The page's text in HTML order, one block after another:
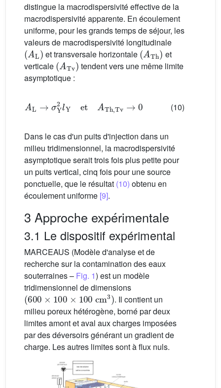
distingue la macrodispersivité effective de la
macrodispersivité apparente. En écoulement
uniforme, pour les grands temps de séjour, les
valeurs de macrodispersivité longitudinale
(AL)
et transversale horizontale
(ATh)
et
verticale
(ATv)
tendent vers une même limite
asymptotique :
L σ Y et Th (10)
Dans le cas d'un puits d'injection dans un
milieu tridimensionnel, la macrodispersivité
asymptotique serait trois fois plus petite pour
un puits vertical, cinq fois pour une source
ponctuelle, que le résultat (10) obtenu en
écoulement uniforme [9].
3 Approche expérimentale
3.1 Le dispositif expérimental
MARCEAUS (Modèle d'analyse et de
recherche sur la contamination des eaux
souterraines – Fig. 1) est un modèle
tridimensionnel de dimensions
(600×100×100 cm3)
. Il contient un
milieu poreux hétérogène, borné par deux
limites amont et aval aux charges imposées
par des déversoirs générant un gradient de
charge. Les autres limites sont à flux nuls.